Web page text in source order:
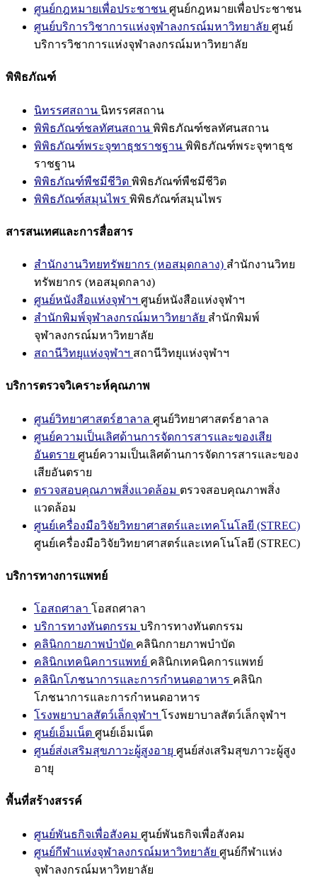
ศูนย์กฎหมายเพื่อประชาชน ศูนย์กฎหมายเพื่อประชาชน
ศูนย์บริการวิชาการแห่งจุฬาลงกรณ์มหาวิทยาลัย ศูนย์
บริการวิชาการแห่งจุฬาลงกรณ์มหาวิทยาลัย
พิพิธภัณฑ์
นิทรรศสถาน นิทรรศสถาน
พิพิธภัณฑ์ชลทัศนสถาน พิพิธภัณฑ์ชลทัศนสถาน
พิพิธภัณฑ์พระจุฑาธุชราชฐาน พิพิธภัณฑ์พระจุฑาธุช
ราชฐาน
พิพิธภัณฑ์พืชมีชีวิต พิพิธภัณฑ์พืชมีชีวิต
พิพิธภัณฑ์สมุนไพร พิพิธภัณฑ์สมุนไพร
สารสนเทศและการสื่อสาร
สำนักงานวิทยทรัพยากร (หอสมุดกลาง) สำนักงานวิทย
ทรัพยากร (หอสมุดกลาง)
ศูนย์หนังสือแห่งจุฬาฯ ศูนย์หนังสือแห่งจุฬาฯ
สำนักพิมพ์จุฬาลงกรณ์มหาวิทยาลัย สำนักพิมพ์
จุฬาลงกรณ์มหาวิทยาลัย
สถานีวิทยุแห่งจุฬาฯ สถานีวิทยุแห่งจุฬาฯ
บริการตรวจวิเคราะห์คุณภาพ
ศูนย์วิทยาศาสตร์ฮาลาล ศูนย์วิทยาศาสตร์ฮาลาล
ศูนย์ความเป็นเลิศด้านการจัดการสารและของเสีย
อันตราย ศูนย์ความเป็นเลิศด้านการจัดการสารและของ
เสียอันตราย
ตรวจสอบคุณภาพสิ่งแวดล้อม ตรวจสอบคุณภาพสิ่ง
แวดล้อม
ศูนย์เครื่องมือวิจัยวิทยาศาสตร์และเทคโนโลยี (STREC)
ศูนย์เครื่องมือวิจัยวิทยาศาสตร์และเทคโนโลยี (STREC)
บริการทางการแพทย์
โอสถศาลา โอสถศาลา
บริการทางทันตกรรม บริการทางทันตกรรม
คลินิกกายภาพบำบัด คลินิกกายภาพบำบัด
คลินิกเทคนิคการแพทย์ คลินิกเทคนิคการแพทย์
คลินิกโภชนาการและการกำหนดอาหาร คลินิก
โภชนาการและการกำหนดอาหาร
โรงพยาบาลสัตว์เล็กจุฬาฯ โรงพยาบาลสัตว์เล็กจุฬาฯ
ศูนย์เอ็มเน็ต ศูนย์เอ็มเน็ต
ศูนย์ส่งเสริมสุขภาวะผู้สูงอายุ ศูนย์ส่งเสริมสุขภาวะผู้สูง
อายุ
พื้นที่สร้างสรรค์
ศูนย์พันธกิจเพื่อสังคม ศูนย์พันธกิจเพื่อสังคม
ศูนย์กีฬาแห่งจุฬาลงกรณ์มหาวิทยาลัย ศูนย์กีฬาแห่ง
จุฬาลงกรณ์มหาวิทยาลัย